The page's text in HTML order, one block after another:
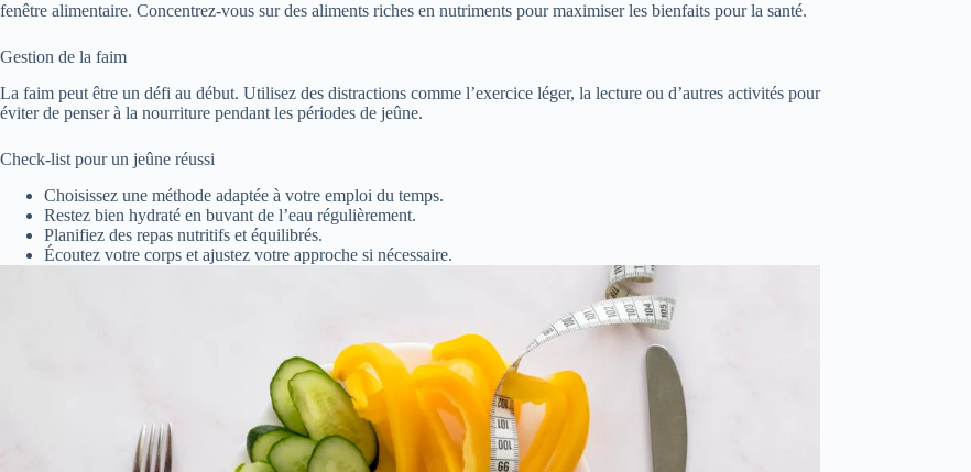
fenêtre alimentaire. Concentrez-vous sur des aliments riches en nutriments pour maximiser les bienfaits pour la santé.
Gestion de la faim
La faim peut être un défi au début. Utilisez des distractions comme l’exercice léger, la lecture ou d’autres activités pour
éviter de penser à la nourriture pendant les périodes de jeûne.
Check-list pour un jeûne réussi
Choisissez une méthode adaptée à votre emploi du temps.
Restez bien hydraté en buvant de l’eau régulièrement.
Planifiez des repas nutritifs et équilibrés.
Écoutez votre corps et ajustez votre approche si nécessaire.